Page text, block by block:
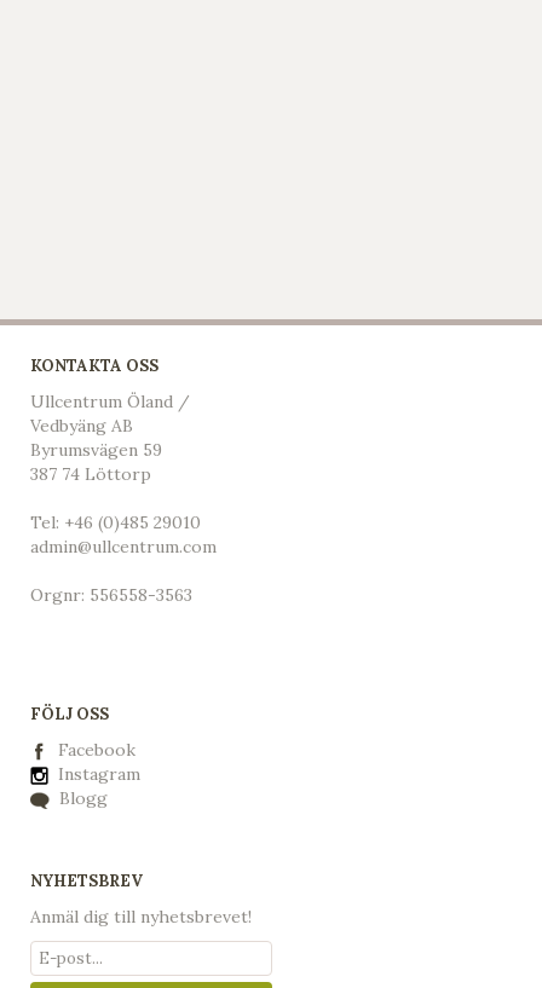
KONTAKTA OSS
Ullcentrum Öland /
Vedbyäng AB
Byrumsvägen 59
387 74 Löttorp
Tel: +46 (0)485 29010
admin@ullcentrum.com
Orgnr: 556558-3563
FÖLJ OSS
Facebook
Instagram
Blogg
NYHETSBREV
Anmäl dig till nyhetsbrevet!